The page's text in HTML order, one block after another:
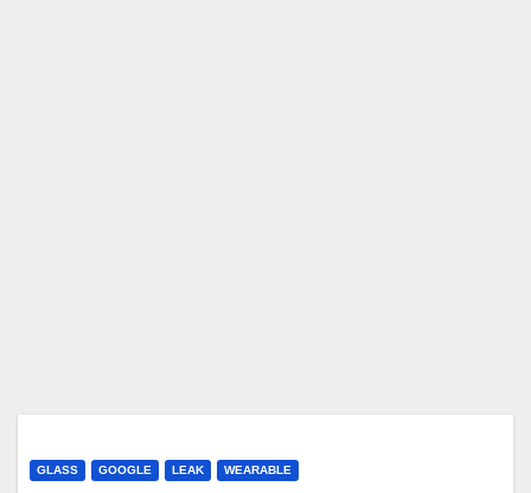
GLASS GOOGLE LEAK WEARABLE